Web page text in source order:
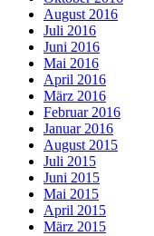
August 2016
Juli 2016
Juni 2016
Mai 2016
April 2016
März 2016
Februar 2016
Januar 2016
August 2015
Juli 2015
Juni 2015
Mai 2015
April 2015
März 2015